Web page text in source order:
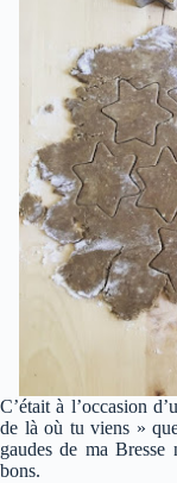
C’était à l’occasion
de là où tu viens »
gaudes de ma
bons.